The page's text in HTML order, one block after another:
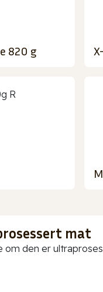
820 g
mat
om den er